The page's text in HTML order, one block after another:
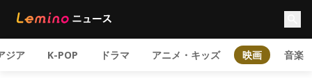
ジア K-POP ドラマ アニメ・キッズ 映画 音楽